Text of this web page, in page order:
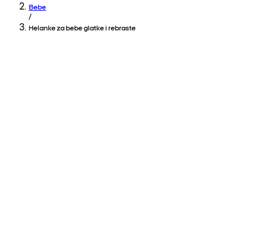
Bebe
/
Helanke za bebe glatke i rebraste